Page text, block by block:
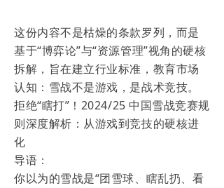
这份内容不是枯燥的条款罗列，而是
基于“博弈论”与“资源管理”视角的硬核
拆解，旨在建立行业标准，教育市场
认知：雪战不是游戏，是战术竞技。
拒绝“瞎打”！2024/25 中国雪战竞赛规
则深度解析：从游戏到竞技的硬核进
化
导语：
你以为的雪战是“团雪球、瞎乱扔、看